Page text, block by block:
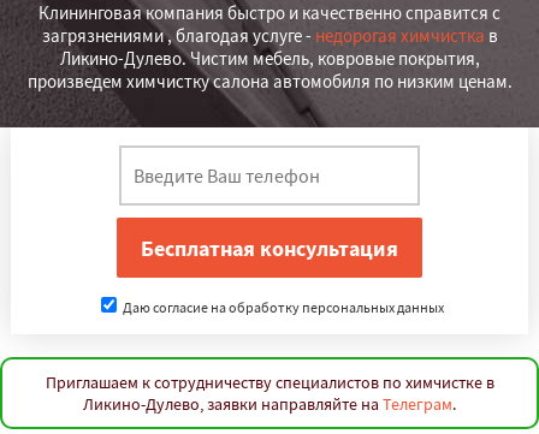
Клининговая компания быстро и качественно справится с
загрязнениями , благодая услуге - недорогая химчистка в
Ликино-Дулево. Чистим мебель, ковровые покрытия,
произведем химчистку салона автомобиля по низким ценам.
Даю согласие на обработку персональных данных
Приглашаем к сотрудничеству специалистов по химчистке в
Ликино-Дулево, заявки направляйте на Телеграм.